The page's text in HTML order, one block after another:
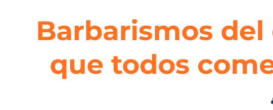
Barbarismos
que todos